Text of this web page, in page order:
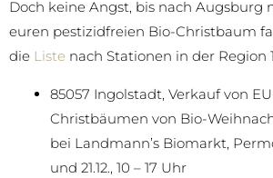
Doch keine Angst, bis nach Augsburg
euren pestizidfreien Bio-Christbaum
die Liste nach Stationen in der Region
85057 Ingolstadt, Verkauf von
Christbäumen von Bio-
bei Landmann’s Biomarkt,
und 21.12., 10 – 17 Uhr